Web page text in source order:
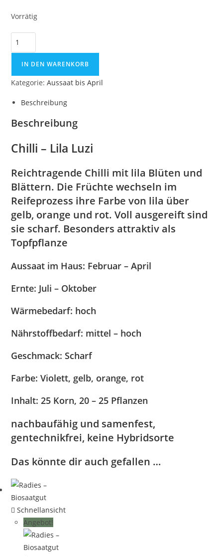
Vorrätig
Chilli
-
Lila
Luzi
Menge
IN DEN WARENKORB
Kategorie:Aussaat bis April
Beschreibung
Beschreibung
Chilli – Lila Luzi
Reichtragende Chilli mit lila Blüten und
Blättern. Die Früchte wechseln im
Reifeprozess ihre Farbe von lila über
gelb, orange und rot. Voll ausgereift sind
sie scharf. Besonders attraktiv als
Topfpflanze
Aussaat im Haus: Februar – April
Ernte: Juli – Oktober
Wärmebedarf: hoch
Nährstoffbedarf: mittel – hoch
Geschmack: Scharf
Farbe: Violett, gelb, orange, rot
Inhalt: 25 Korn, 20 – 25 Pflanzen
nachbaufähig und samenfest,
gentechnikfrei, keine Hybridsorte
Das könnte dir auch gefallen …
Schnellansicht
Angebot!